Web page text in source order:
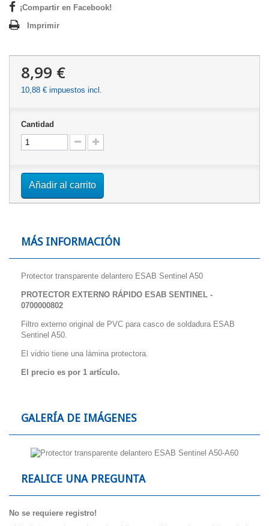
¡Compartir en Facebook!
Imprimir
8,99 €
10,88 € impuestos incl.
Cantidad
Añadir al carrito
MÁS INFORMACIÓN
Protector transparente delantero ESAB Sentinel A50
PROTECTOR EXTERNO RÁPIDO ESAB SENTINEL -
0700000802
Filtro externo original de PVC para casco de soldadura ESAB
Sentinel A50.
El vidrio tiene una lámina protectora.
El precio es por 1 artículo.
GALERÍA DE IMÁGENES
REALICE UNA PREGUNTA
No se requiere registro!